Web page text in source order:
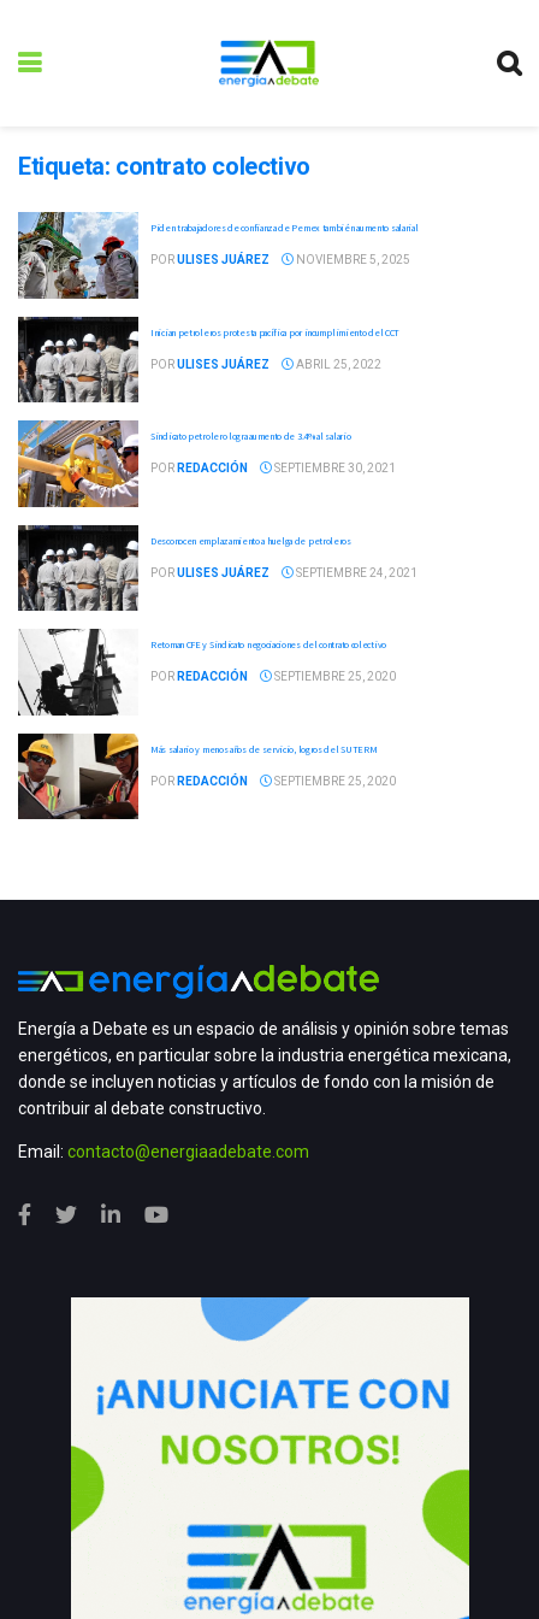
Etiqueta: contrato colectivo
Piden trabajadores de confianza de Pemex también aumento salarial
PORULISES JUÁREZ NOVIEMBRE 5, 2025
Inician petroleros protesta pacífica por incumplimiento del CCT
PORULISES JUÁREZ ABRIL 25, 2022
Sindicato petrolero logra aumento de 3.4% al salario
POR REDACCIÓN SEPTIEMBRE 30, 2021
Desconocen emplazamiento a huelga de petroleros
PORULISES JUÁREZ SEPTIEMBRE 24, 2021
Retoman CFE y Sindicato negociaciones del contrato colectivo
POR REDACCIÓN SEPTIEMBRE 25, 2020
Más salario y menos años de servicio, logros del SUTERM
POR REDACCIÓN SEPTIEMBRE 25, 2020
Energía a Debate es un espacio de análisis y opinión sobre temas
energéticos, en particular sobre la industria energética mexicana,
donde se incluyen noticias y artículos de fondo con la misión de
contribuir al debate constructivo.
Email: contacto@energiaadebate.com